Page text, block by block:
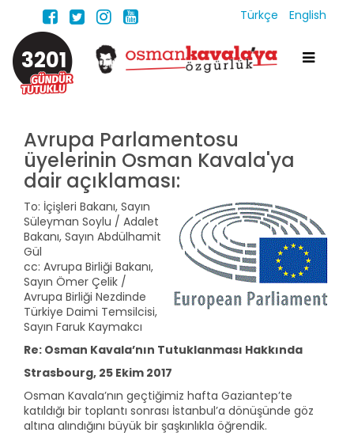
Türkçe English
3201
Avrupa Parlamentosu
üyelerinin Osman Kavala'ya
dair açıklaması:
To: İçişleri Bakanı, Sayın
Süleyman Soylu / Adalet
Bakanı, Sayın Abdülhamit
Gül
cc: Avrupa Birliği Bakanı,
Sayın Ömer Çelik /
Avrupa Birliği Nezdinde
Türkiye Daimi Temsilcisi,
Sayın Faruk Kaymakcı
Re: Osman Kavala’nın Tutuklanması Hakkında
Strasbourg, 25 Ekim 2017
Osman Kavala’nın geçtiğimiz hafta Gaziantep’te
katıldığı bir toplantı sonrası İstanbul’a dönüşünde göz
altına alındığını büyük bir şaşkınlıkla öğrendik.